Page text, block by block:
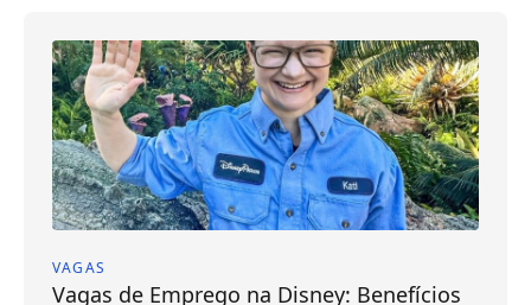
VAGAS
Vagas de Emprego na Disney: Benefícios